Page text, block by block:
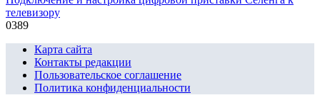
телевизору
0389
Карта сайта
Контакты редакции
Пользовательское соглашение
Политика конфиденциальности